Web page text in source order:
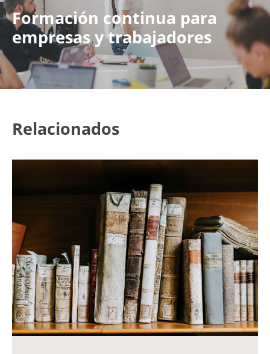
Formación continua para
empresas y trabajadores
Relacionados